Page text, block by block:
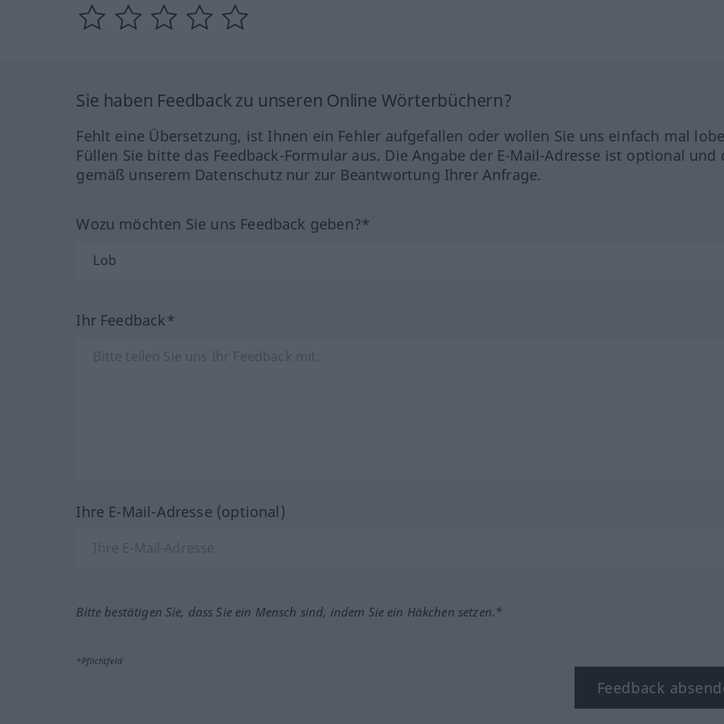
Sie haben Feedback zu unseren Online Wörterbüchern?
Fehlt eine Übersetzung, ist Ihnen ein Fehler aufgefallen oder wollen Sie uns einfach mal
Füllen Sie bitte das Feedback-Formular aus. Die Angabe der E-Mail-Adresse ist optional und
gemäß unserem Datenschutz nur zur Beantwortung Ihrer Anfrage.
Wozu möchten Sie uns Feedback geben?*
Ihr Feedback*
Ihre E-Mail-Adresse (optional)
Bitte bestätigen Sie, dass Sie ein Mensch sind, indem Sie ein Häkchen setzen.*
*Pflichtfeld
Feedback